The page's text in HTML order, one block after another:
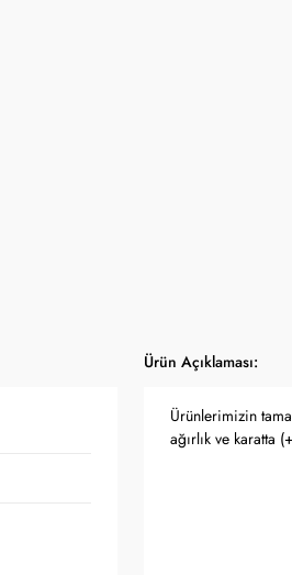
Ürün Açıklaması:
Ürünlerimizin
ağırlık ve karatta